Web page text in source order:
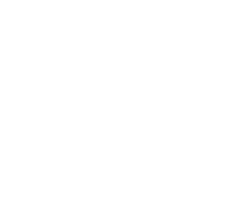
viên, đảm bảo tiến độ và
trong doanh nghiệp. Mọi
công ty. Đó chính là ưu điểm